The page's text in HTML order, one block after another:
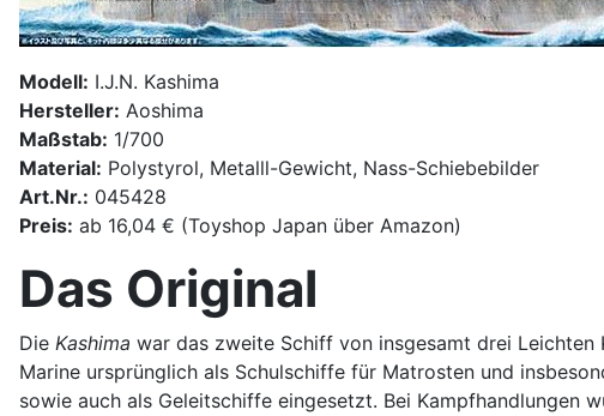
Modell: I.J.N. Kashima
Hersteller: Aoshima
Maßstab: 1/700
Material: Polystyrol, Metalll-Gewicht, Nass-Schiebebilder
Art.Nr.: 045428
Preis: ab 16,04 € (Toyshop Japan über Amazon)
Das Original
Die Kashima war das zweite Schiff von insgesamt drei Leichten
Marine ursprünglich als Schulschiffe für Matrosten und
sowie auch als Geleitschiffe eingesetzt. Bei Kampfhandlungen